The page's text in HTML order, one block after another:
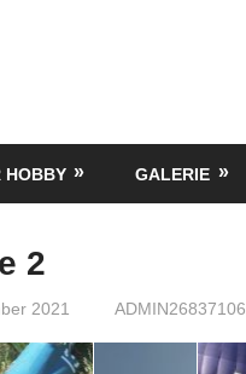
HOBBY GALERIE
2
2021 ADMIN26837106